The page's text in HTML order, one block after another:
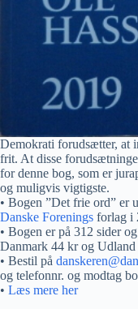
Demokrati forudsætter, at
frit. At disse
for denne bog, som er
og muligvis vigtigste.
• Bogen ”Det frie ord” er
Danske Forenings forlag i
• Bogen er på 312 sider
Danmark 44 kr og
• Bestil på
og telefonnr. og modtag
• Læs mere her